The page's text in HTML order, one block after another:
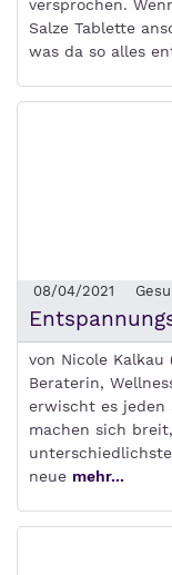
versprochen.
Salze Tablette
was da so alles
08/04/2021
von Nicole Kalkau
Beraterin,
erwischt es jeden
machen sich
neue mehr...